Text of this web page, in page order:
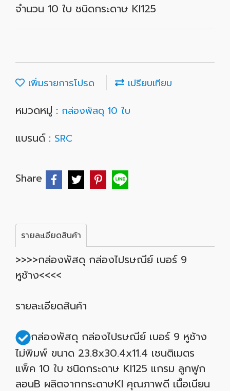
จำนวน 10 ใบ ชนิดกระดาษ KI125
เพิ่มรายการโปรด เปรียบเทียบ
หมวดหมู่ : กล่องพัสดุ 10 ใบ
แบรนด์ : SRC
Share
รายละเอียดสินค้า
>>>>กล่องพัสดุ กล่องไปรษณีย์ เบอร์ 9
หูช้าง<<<<
รายละเอียดสินค้า
กล่องพัสดุ กล่องไปรษณีย์ เบอร์ 9 หูช้าง
ไม่พิมพ์ ขนาด 23.8x30.4x11.4 เซนติเมตร
แพ็ค 10 ใบ ชนิดกระดาษ KI125 แกรม ลูกฟูก
ลอนB ผลิตจากกระดาษKI คุณภาพดี เนื้อเนียน